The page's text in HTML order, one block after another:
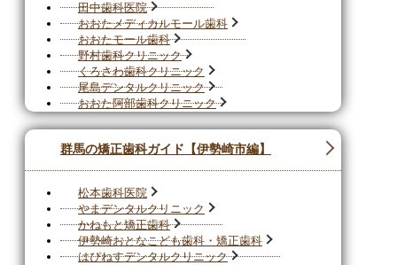
田中歯科医院
おおたメディカルモール歯科
おおたモール歯科
野村歯科クリニック
くろさわ歯科クリニック
尾島デンタルクリニック
おおた阿部歯科クリニック
群馬の矯正歯科ガイド【伊勢崎市編】
松本歯科医院
やまデンタルクリニック
かねもと矯正歯科
伊勢崎おとなこども歯科・矯正歯科
はぴねすデンタルクリニック